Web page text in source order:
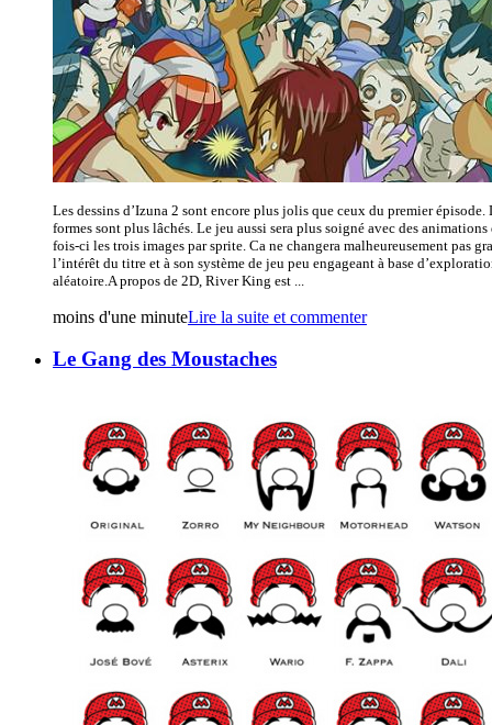
Les dessins d’Izuna 2 sont encore plus jolis que ceux du premier épisode.
formes sont plus lâchés. Le jeu aussi sera plus soigné avec des animations
fois-ci les trois images par sprite. Ca ne changera malheureusement pas
l’intérêt du titre et à son système de jeu peu engageant à base
aléatoire.A propos de 2D, River King est ...
moins d'une minuteLire la suite et commenter
Le Gang des Moustaches